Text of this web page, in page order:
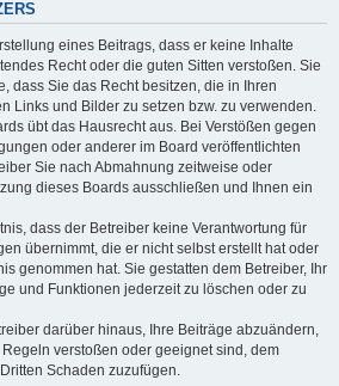
eines Beitrags, dass er keine Inhalte
Recht oder die guten Sitten verstoßen. Sie
dass Sie das Recht besitzen, die in Ihren
Links und Bilder zu setzen bzw. zu verwenden.
übt das Hausrecht aus. Bei Verstößen gegen
oder anderer im Board veröffentlichten
Sie nach Abmahnung zeitweise oder
dieses Boards ausschließen und Ihnen ein
dass der Betreiber keine Verantwortung für
übernimmt, die er nicht selbst erstellt hat oder
genommen hat. Sie gestatten dem Betreiber, Ihr
und Funktionen jederzeit zu löschen oder zu
darüber hinaus, Ihre Beiträge abzuändern,
verstoßen oder geeignet sind, dem
Schaden zuzufügen.